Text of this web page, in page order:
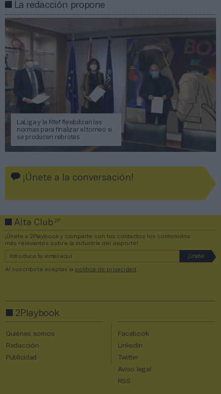
La redacción propone
LaLiga y la Rfef flexibilizan las
normas para finalizar el torneo si
se producen rebrotes
¡Únete a la conversación!
Alta Club2P
¡Únete a 2Playbook y comparte con tus contactos los contenidos
más relevantes sobre la industria del deporte!
Al suscribirte aceptas la política de privacidad .
2Playbook
Quiénes somos
Redacción
Publicidad
Facebook
Linkedin
Twitter
Aviso legal
RSS